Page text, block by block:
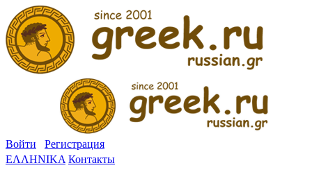
Войти
Регистрация
ΕΛΛΗΝΙΚΑ Контакты